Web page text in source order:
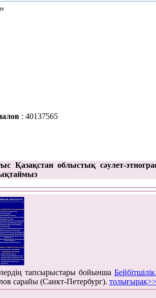
: 40137565
Қазақстан облыстық сәулет-
тапсырыстары бойынша
сарайы (Санкт-Петербург). толығырақ>>